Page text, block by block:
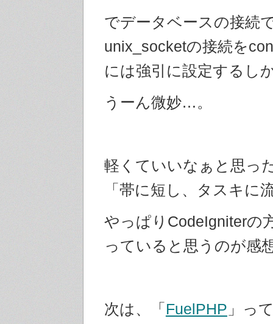
でデータベースの接続
unix_socketの接続を
には強引に設定するし
うーん微妙…。
軽くていいなぁと思っ
「帯に短し、タスキに
やっぱりCodeIgniterの
っていると思うのが感
次は、「 FuelPHP 」っ